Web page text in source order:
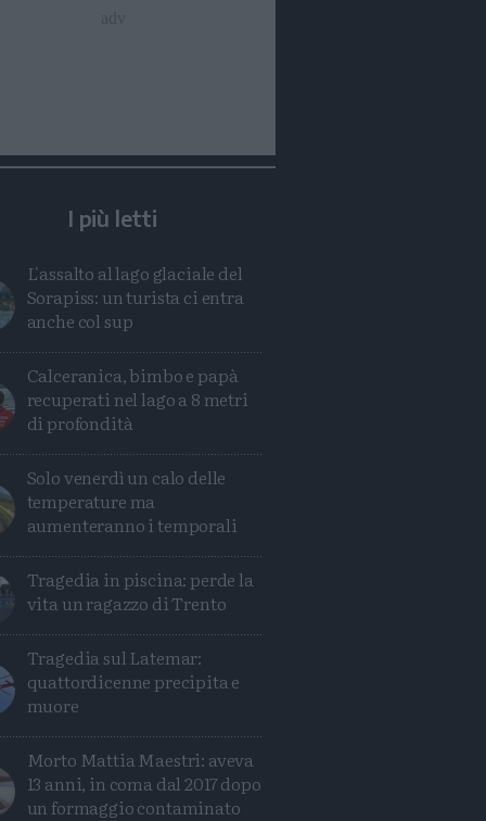
I più letti
L'assalto al lago glaciale del
Sorapiss: un turista ci entra
anche col sup
Calceranica, bimbo e papà
recuperati nel lago a 8 metri
di profondità
Solo venerdì un calo delle
temperature ma
aumenteranno i temporali
Tragedia in piscina: perde la
vita un ragazzo di Trento
Tragedia sul Latemar:
quattordicenne precipita e
muore
Morto Mattia Maestri: aveva
13 anni, in coma dal 2017 dopo
un formaggio contaminato